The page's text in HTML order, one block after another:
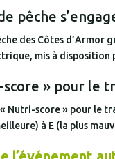
pêche
des Côtes
mis à
score » pour le
Nutri-score » pour le
à E (la plus